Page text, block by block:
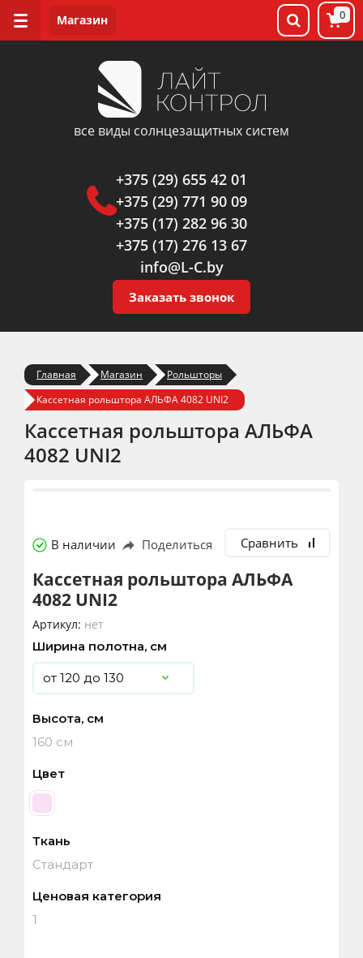
все виды солнцезащитных систем
+375 (29) 655 42 01
+375 (29) 771 90 09
+375 (17) 282 96 30
+375 (17) 276 13 67
info@L-C.by
Заказать звонок
0
Главная Магазин
Рольшторы
Кассетная рольштора АЛЬФА 4082 UNI2
Кассетная рольштора АЛЬФА
4082 UNI2
В наличии Поделиться Сравнить
Кассетная рольштора АЛЬФА
4082 UNI2
Артикул: нет
Ширина полотна, см
Высота, см
160 см
Цвет
Ткань
Стандарт
Ценовая категория
1